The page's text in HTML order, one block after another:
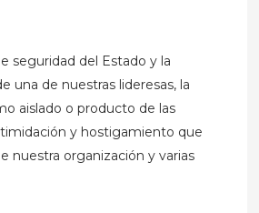
seguridad del Estado y la
una de nuestras lideresas, la
aislado o producto de las
y hostigamiento que
nuestra organización y varias